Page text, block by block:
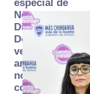
especial de
Norte
Digital:
Donde la
verdad
arde… pero
no se
consume